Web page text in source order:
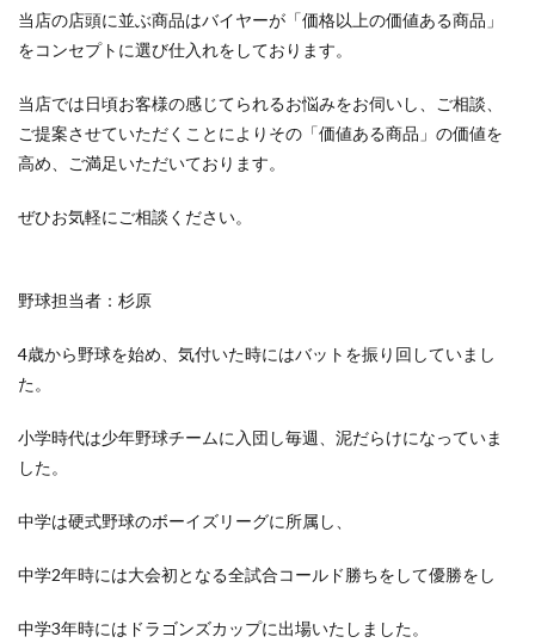
当店の店頭に並ぶ商品はバイヤーが「価格以上の価値ある商品」
をコンセプトに選び仕入れをしております。
当店では日頃お客様の感じてられるお悩みをお伺いし、ご相談、
ご提案させていただくことによりその「価値ある商品」の価値を
高め、ご満足いただいております。
ぜひお気軽にご相談ください。
野球担当者：杉原
4歳から野球を始め、気付いた時にはバットを振り回していまし
た。
小学時代は少年野球チームに入団し毎週、泥だらけになっていま
した。
中学は硬式野球のボーイズリーグに所属し、
中学2年時には大会初となる全試合コールド勝ちをして優勝をし
中学3年時にはドラゴンズカップに出場いたしました。